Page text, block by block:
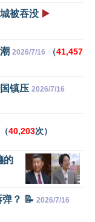
被吞没 ▶️
2026/7/16 （41,457
镇压 2026/7/16
（40,203次）
的
？ 📝 2026/7/16